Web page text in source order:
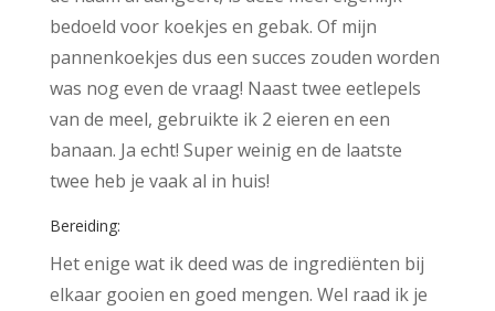
bedoeld voor koekjes en gebak. Of mijn
pannenkoekjes dus een succes zouden worden
was nog even de vraag! Naast twee eetlepels
van de meel, gebruikte ik 2 eieren en een
banaan. Ja echt! Super weinig en de laatste
twee heb je vaak al in huis!
Bereiding:
Het enige wat ik deed was de ingrediënten bij
elkaar gooien en goed mengen. Wel raad ik je